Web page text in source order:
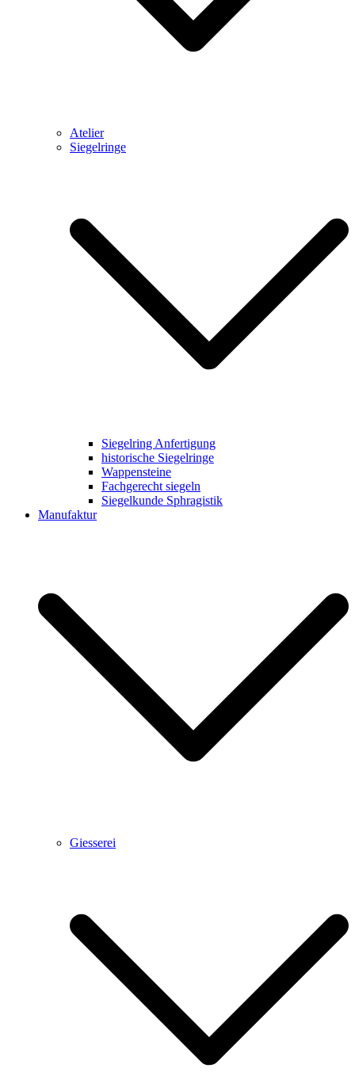
Atelier
Siegelringe
Siegelring Anfertigung
historische Siegelringe
Wappensteine
Fachgerecht siegeln
Siegelkunde Sphragistik
Manufaktur
Giesserei